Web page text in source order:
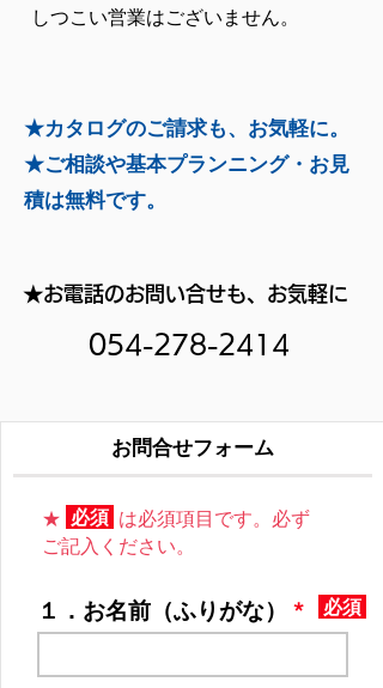
しつこい営業はございません。
★カタログのご請求も、お気軽に。
★ご相談や基本プランニング・お見
積は無料です。
★お電話のお問い合せも、お気軽に
054-278-2414
お問合せフォーム
​★ は必須項目です。必ず
ご記入ください。
必須
１．お名前（ふりがな） 必須